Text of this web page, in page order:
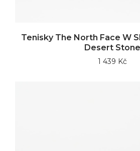
Tenisky The North Face W
Desert Stone
1 439 Kč